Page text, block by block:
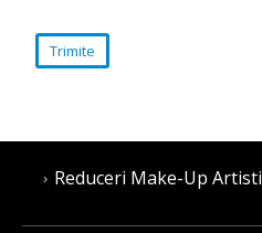
Reduceri Make-Up Artisti